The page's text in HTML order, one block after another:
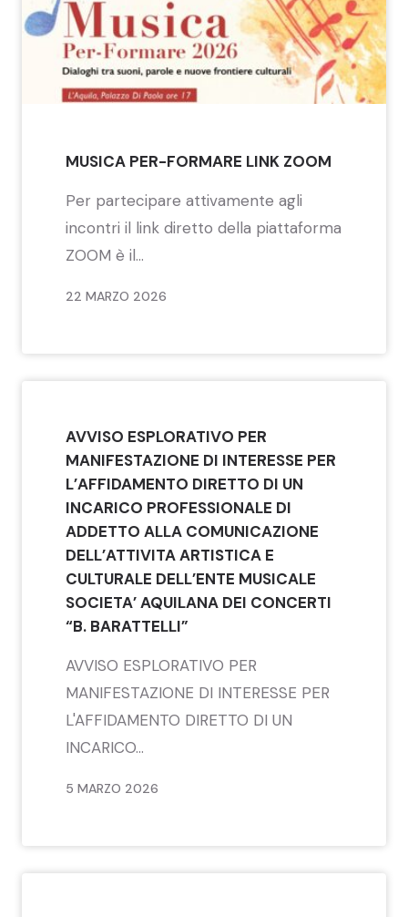
MUSICA PER-FORMARE LINK ZOOM
Per partecipare attivamente agli
incontri il link diretto della piattaforma
ZOOM è il...
22 MARZO 2026
AVVISO ESPLORATIVO PER
MANIFESTAZIONE DI INTERESSE PER
L’AFFIDAMENTO DIRETTO DI UN
INCARICO PROFESSIONALE DI
ADDETTO ALLA COMUNICAZIONE
DELL’ATTIVITA ARTISTICA E
CULTURALE DELL’ENTE MUSICALE
SOCIETA’ AQUILANA DEI CONCERTI
“B. BARATTELLI”
AVVISO ESPLORATIVO PER
MANIFESTAZIONE DI INTERESSE PER
L'AFFIDAMENTO DIRETTO DI UN
INCARICO...
5 MARZO 2026